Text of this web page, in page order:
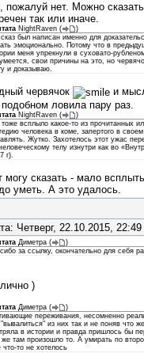
пожалуй нет. Можно
так или иначе.
NightRaven (
)
был написан именно для
эмоционально. Потому что в
меня упрекнули в суховато-
свои причины на это, но
и доказываю.
червячок
и
ловила пару раз.
NightRaven (
)
тоже всплыло какое-то из прочитанных
человека в коме, запертого в
Жутко. Захотелось этот ужас
телу изнутри как во
г).
могу сказать - мало
уметь. А это удалось.
Четверг, 22.10.2015,
Диметра (
)
за ссылку, окончательно для себя
)
Диметра (
)
переживания, несомненно
"вывалиться" из них так и не поняв что
в истории и правда пришлось бы
же там произошло то. А умирать по
что-то не хотелось